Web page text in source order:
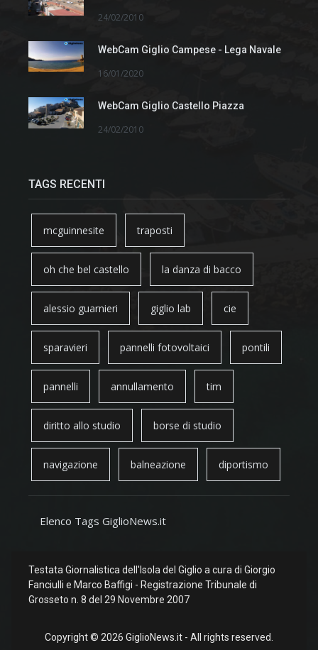
24/02/2010
WebCam Giglio Campese - Lega Navale
16/01/2020
WebCam Giglio Castello Piazza
24/02/2010
TAGS RECENTI
mcguinnesite traposti
oh che bel castello la danza di bacco
alessio guarnieri giglio lab cie
sparavieri pannelli fotovoltaici pontili
pannelli annullamento tim
diritto allo studio borse di studio
navigazione balneazione diportismo
Elenco Tags GiglioNews.it
Testata Giornalistica dell'Isola del Giglio a cura di Giorgio
Fanciulli e Marco Baffigi - Registrazione Tribunale di
Grosseto n. 8 del 29 Novembre 2007
Copyright © 2026 GiglioNews.it - All rights reserved.